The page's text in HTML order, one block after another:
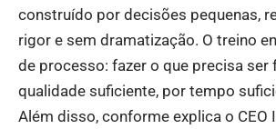
construído por decisões pequenas,
rigor e sem dramatização. O treino
de processo: fazer o que precisa ser
qualidade suficiente, por tempo
Além disso, conforme explica o CEO